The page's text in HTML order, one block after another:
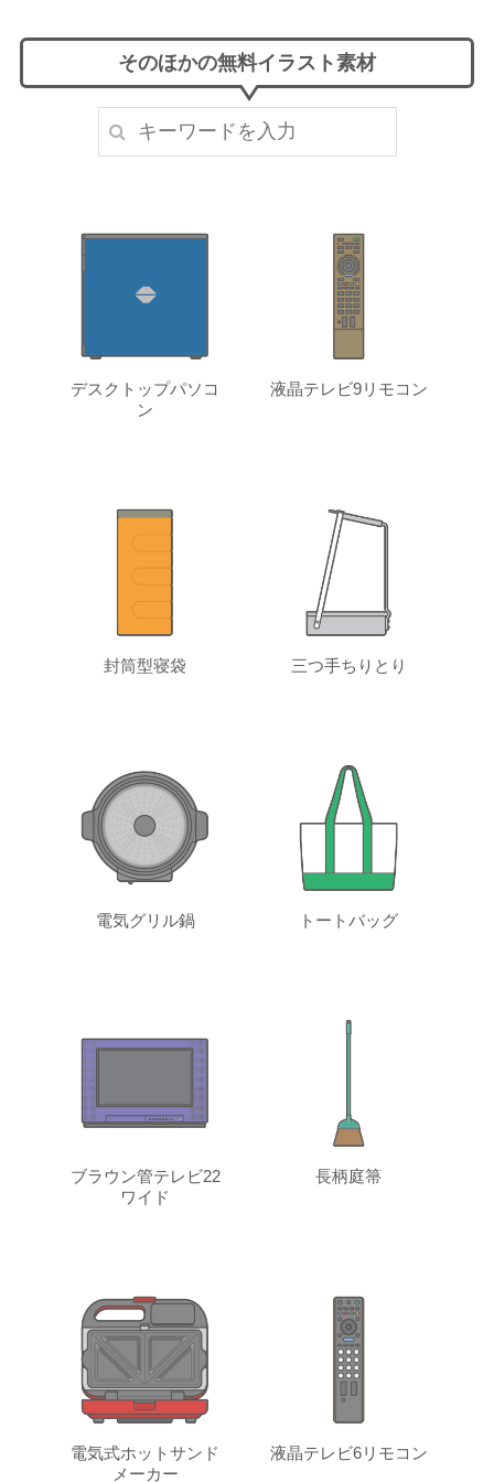
そのほかの無料イラスト素材
デスクトップパソコ
ン
液晶テレビ9リモコン
封筒型寝袋 三つ手ちりとり
電気グリル鍋 トートバッグ
ブラウン管テレビ22
ワイド
長柄庭箒
電気式ホットサンド
メーカー
液晶テレビ6リモコン